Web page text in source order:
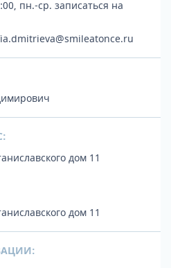
пн.-ср. записаться на
дом 11
дом 11